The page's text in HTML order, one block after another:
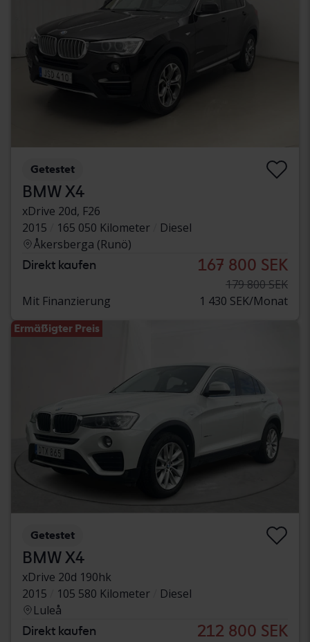
Getestet
BMW X4
xDrive 20d, F26
2015
165 050 Kilometer
Diesel
Åkersberga (Runö)
Direkt kaufen 167 800 SEK
179 800 SEK
Mit Finanzierung
1 430 SEK/Monat
Ermäßigter Preis
Getestet
BMW X4
xDrive 20d 190hk
2015
105 580 Kilometer
Diesel
Luleå
Direkt kaufen 212 800 SEK